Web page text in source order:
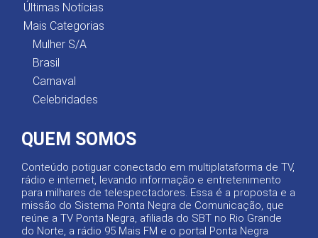
Últimas Notícias
Mais Categorias
Mulher S/A
Brasil
Carnaval
Celebridades
QUEM SOMOS
Conteúdo potiguar conectado em multiplataforma de TV,
rádio e internet, levando informação e entretenimento
para milhares de telespectadores. Essa é a proposta e a
missão do Sistema Ponta Negra de Comunicação, que
reúne a TV Ponta Negra, afiliada do SBT no Rio Grande
do Norte, a rádio 95 Mais FM e o portal Ponta Negra